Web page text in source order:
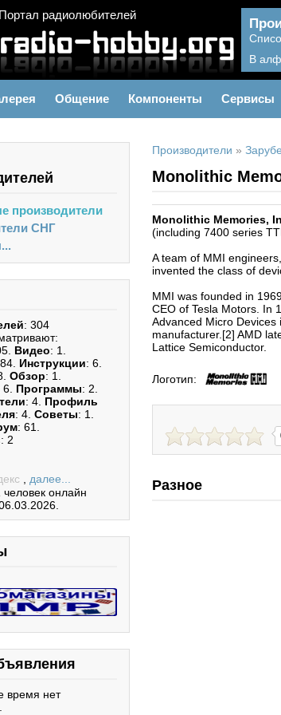
Портал радиолюбителей
В
Общение Компоненты Сервисы
производители
СНГ
: 304
Видео: 1.
Инструкции: 6.
Обзор: 1.
6. Программы: 2.
: 4. Профиль
: 4. Советы: 1.
: 61.
: 2
далее...
человек онлайн
время нет
Производители »
Monolithic
Monolithic Memories,
(including 7400 series
A team of MMI
invented the class of
MMI was founded in
CEO of Tesla Motors. In
Advanced Micro
manufacturer.[2] AMD
Lattice Semiconductor.
Логотип:
Разное